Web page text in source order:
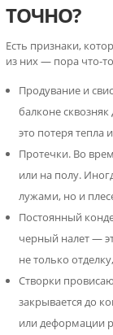
ТОЧНО?
Есть признаки,
из них — пора что-
Продувание и
балконе
это потеря тепла
Протечки. Во
или на полу.
лужами, но и
Постоянный
черный налет —
не только
Створки
закрывается до
или деформации